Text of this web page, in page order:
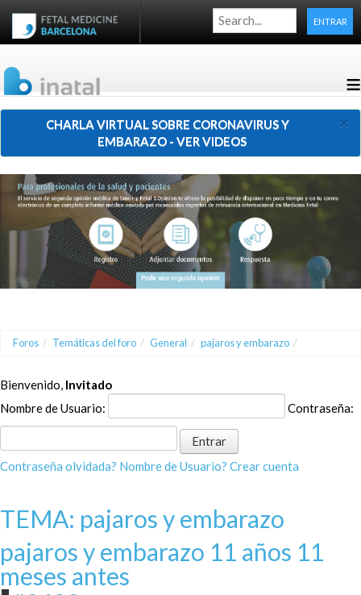
≡
ENTRAR
×
CHARLA VIRTUAL SOBRE CORONAVIRUS Y
EMBARAZO - VER VIDEOS
Foros / Temáticas del foro / General / pajaros y embarazo /
Bienvenido, Invitado
Nombre de Usuario:
Contraseña:
Contraseña olvidada? Nombre de Usuario? Crear cuenta
TEMA: pajaros y embarazo
pajaros y embarazo 11 años 11
meses antes